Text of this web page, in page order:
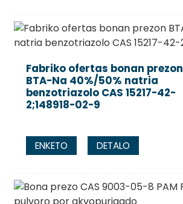
Fabriko ofertas bonan prezon
BTA-Na 40%/50% natria
benzotriazolo CAS 15217-42-
2;148918-02-9
ENKETO DETALO